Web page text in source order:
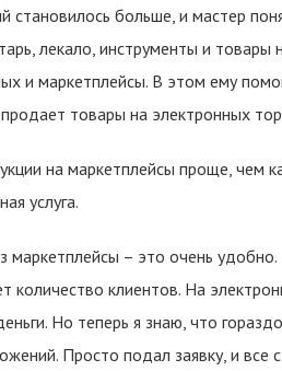
становилось больше, и мастер
лекало, инструменты и
и маркетплейсы. В этом ему
товары на электронных
на маркетплейсы проще, чем
услуга.
маркетплейсы – это очень
количество клиентов. На
Но теперь я знаю, что
Просто подал заявку, и все